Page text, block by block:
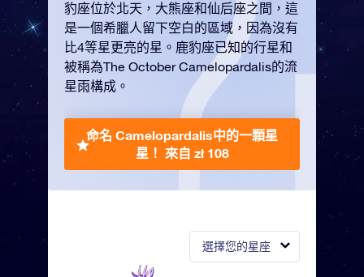
選擇您的星座
豹座位於北天，大熊座和仙后座之間，這
是一個希臘人留下空白的區域，因為沒有
比4等星更亮的星。鹿豹座已知的行星和
被稱為The October Camelopardalis的流
星雨構成。
命名 Camelopardalis中的一顆星
星！ 來自 zł 108